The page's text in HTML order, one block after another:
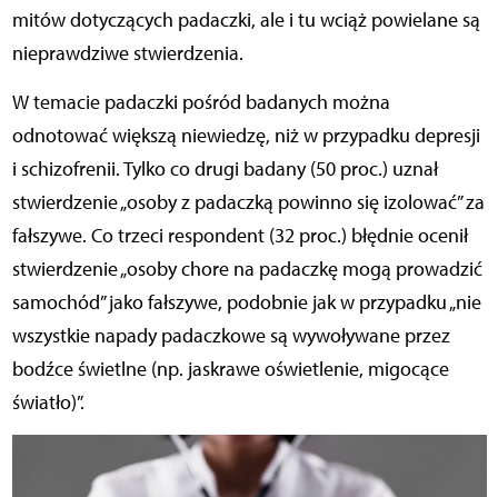
mitów dotyczących padaczki, ale i tu wciąż powielane są
nieprawdziwe stwierdzenia.
W temacie padaczki pośród badanych można
odnotować większą niewiedzę, niż w przypadku depresji
i schizofrenii. Tylko co drugi badany (50 proc.) uznał
stwierdzenie „osoby z padaczką powinno się izolować” za
fałszywe. Co trzeci respondent (32 proc.) błędnie ocenił
stwierdzenie „osoby chore na padaczkę mogą prowadzić
samochód” jako fałszywe, podobnie jak w przypadku „nie
wszystkie napady padaczkowe są wywoływane przez
bodźce świetlne (np. jaskrawe oświetlenie, migocące
światło)”.